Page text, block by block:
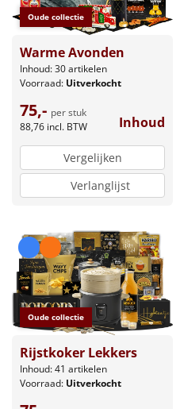
Oude collectie
Warme Avonden
Inhoud: 30 artikelen
Voorraad: Uitverkocht
75,- per stuk
88,76 incl. BTW Inhoud
Vergelijken
Verlanglijst
Oude collectie
Rijstkoker Lekkers
Inhoud: 41 artikelen
Voorraad: Uitverkocht